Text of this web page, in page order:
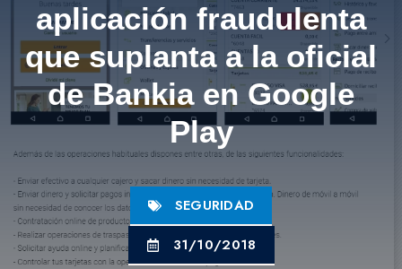
aplicación fraudulenta
que suplanta a la oficial
de Bankia en Google
Play
SEGURIDAD
31/10/2018